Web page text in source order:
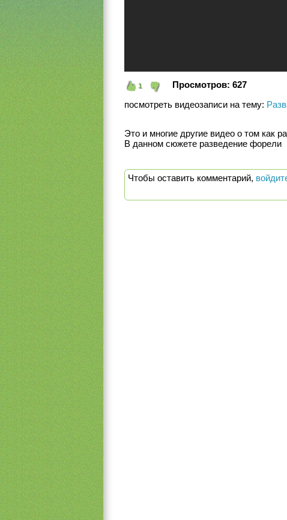
1 Просмотров: 627
посмотреть видеозаписи на тему:
Это и многие другие видео о том как
В данном сюжете разведение форели
Чтобы оставить комментарий,